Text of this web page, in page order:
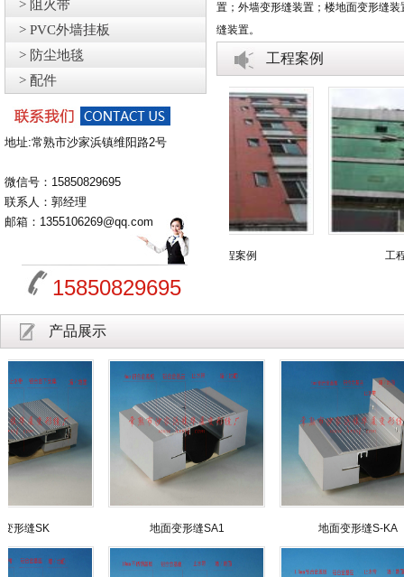
> 阻火带
> PVC外墙挂板
> 防尘地毯
> 配件
地址:常熟市沙家浜镇维阳路2号
微信号：15850829695
联系人：郭经理
邮箱：1355106269@qq.com
15850829695
置；外墙变形缝装置；楼地面变形缝
缝装置。
工程案例
工程案例
产品展示
地面变形缝SA1 地面变形缝S-KA